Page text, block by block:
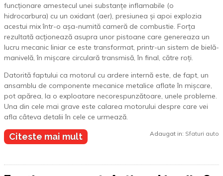
funcționare amestecul unei substanțe inflamabile (o
hidrocarbura) cu un oxidant (aer), presiunea și apoi explozia
acestui mix într-o așa-numită cameră de combustie. Forța
rezultată acționează asupra unor pistoane care genereaza un
lucru mecanic liniar ce este transformat, printr-un sistem de bielă-
manivelă, în mișcare circulară transmisă, în final, către roți.
Datorită faptului ca motorul cu ardere internă este, de fapt, un
ansamblu de componente mecanice metalice aflate în mișcare,
pot apărea, la o exploatare necorespunzătoare, unele probleme.
Una din cele mai grave este calarea motorului despre care vei
afla câteva detalii în cele ce urmează.
Citeste mai mult Adaugat in: Sfaturi auto